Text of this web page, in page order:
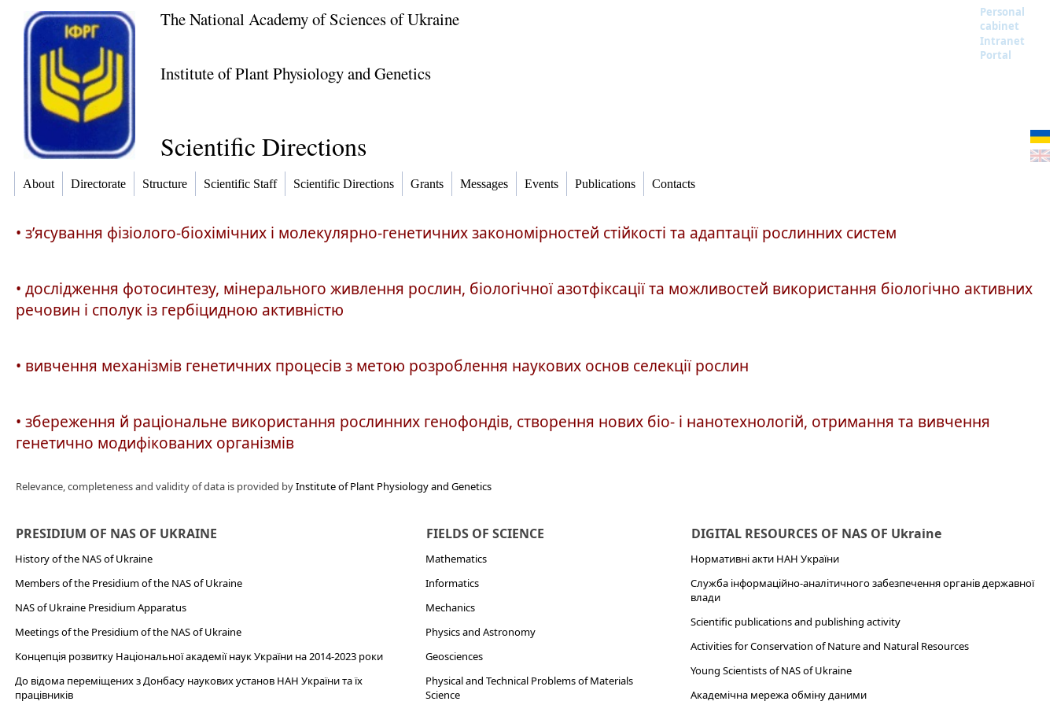
The National Academy of Sciences of Ukraine
Personal
cabinet
Intranet
Portal
Institute of Plant Physiology and Genetics
Scientific Directions
About Directorate Structure Scientific Staff Scientific Directions Grants Messages Events Publications Contacts
• з’ясування фізіолого-біохімічних і молекулярно-генетичних закономірностей стійкості та адаптації рослинних систем
• дослідження фотосинтезу, мінерального живлення рослин, біологічної азотфіксації та можливостей використання біологічно активних
речовин і сполук із гербіцидною активністю
• вивчення механізмів генетичних процесів з метою розроблення наукових основ селекції рослин
• збереження й раціональне використання рослинних генофондів, створення нових біо- і нанотехнологій, отримання та вивчення
генетично модифікованих організмів
Relevance, completeness and validity of data is provided byInstitute of Plant Physiology and Genetics
PRESIDIUM OF NAS OF UKRAINE
History of the NAS of Ukraine
Members of the Presidium of the NAS of Ukraine
NAS of Ukraine Presidium Apparatus​
Meetings of the Presidium of the NAS of Ukraine
Концепція розвитку Національної академії наук України на 2014-2023 роки
До відома переміщених з Донбасу наукових установ НАН України та їх
працівників
FIELDS OF SCIENCE
Mathematics
Informatics
Mechanics
Physics and Astronomy
Geosciences
Physical and Technical Problems of Materials
Science
DIGITAL RESOURCES OF NAS OF Ukraine
Нормативні акти НАН України
Служба інформаційно-аналітичного забезпечення органів державної
влади
Scientific publications and publishing activity
Activities for Conservation of Nature and Natural Resources
Young Scientists of NAS of Ukraine
Академічна мережа обміну даними